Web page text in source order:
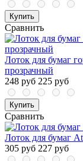
Купить
Сравнить
Лоток для бумаг
прозрачный
248 руб 225 руб
Купить
Сравнить
Лоток для бумаг
305 руб 227 руб